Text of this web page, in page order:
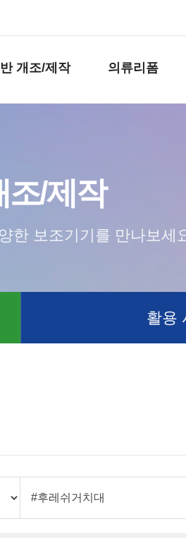
개조/제작 의류리폼
조/제작
한 보조기기를 만나보세
활용